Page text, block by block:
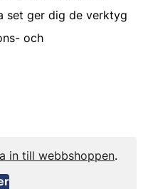
set ger dig de verktyg
och
in till webbshoppen.